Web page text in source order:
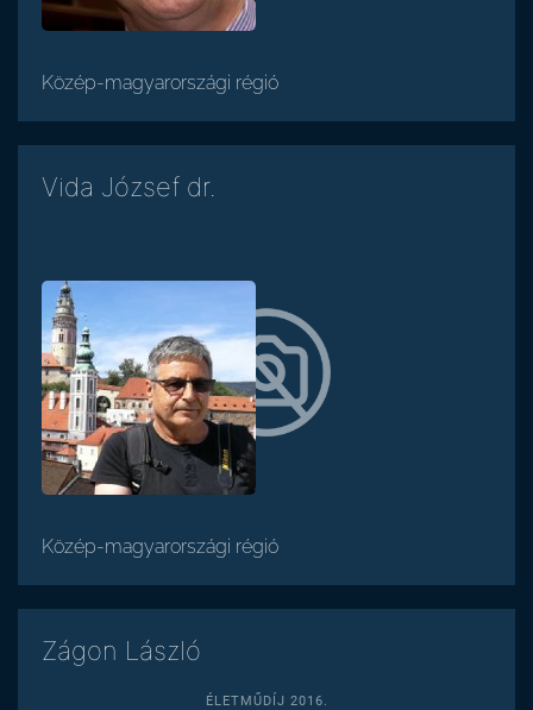
Közép-magyarországi régió
Vida József dr.
Közép-magyarországi régió
Zágon László
ÉLETMŰDÍJ 2016.